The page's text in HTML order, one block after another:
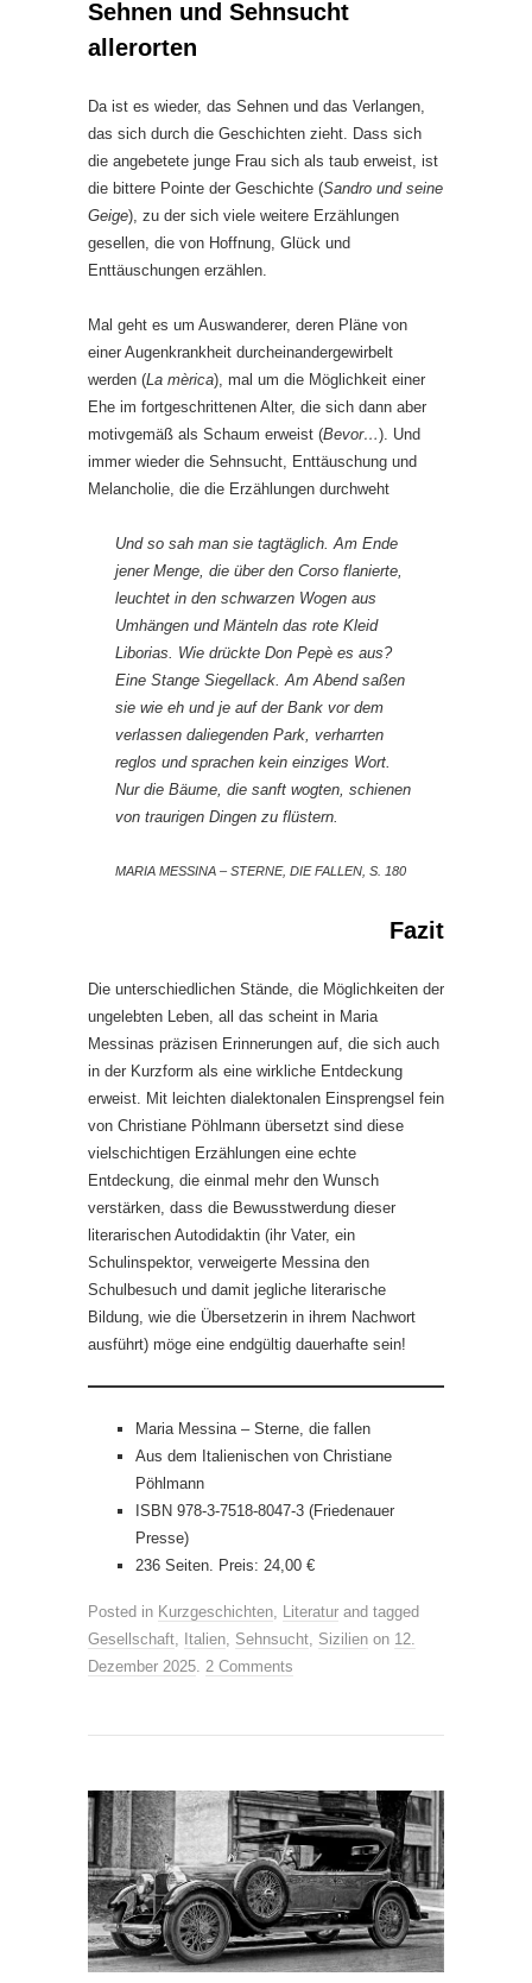
Sehnen und Sehnsucht
allerorten
Da ist es wieder, das Sehnen und das Verlangen,
das sich durch die Geschichten zieht. Dass sich
die angebetete junge Frau sich als taub erweist, ist
die bittere Pointe der Geschichte (Sandro und seine
Geige), zu der sich viele weitere Erzählungen
gesellen, die von Hoffnung, Glück und
Enttäuschungen erzählen.
Mal geht es um Auswanderer, deren Pläne von
einer Augenkrankheit durcheinandergewirbelt
werden (La mèrica), mal um die Möglichkeit einer
Ehe im fortgeschrittenen Alter, die sich dann aber
motivgemäß als Schaum erweist (Bevor…). Und
immer wieder die Sehnsucht, Enttäuschung und
Melancholie, die die Erzählungen durchweht
Und so sah man sie tagtäglich. Am Ende
jener Menge, die über den Corso flanierte,
leuchtet in den schwarzen Wogen aus
Umhängen und Mänteln das rote Kleid
Liborias. Wie drückte Don Pepè es aus?
Eine Stange Siegellack. Am Abend saßen
sie wie eh und je auf der Bank vor dem
verlassen daliegenden Park, verharrten
reglos und sprachen kein einziges Wort.
Nur die Bäume, die sanft wogten, schienen
von traurigen Dingen zu flüstern.
MARIA MESSINA – STERNE, DIE FALLEN, S. 180
Fazit
Die unterschiedlichen Stände, die Möglichkeiten der
ungelebten Leben, all das scheint in Maria
Messinas präzisen Erinnerungen auf, die sich auch
in der Kurzform als eine wirkliche Entdeckung
erweist. Mit leichten dialektonalen Einsprengsel fein
von Christiane Pöhlmann übersetzt sind diese
vielschichtigen Erzählungen eine echte
Entdeckung, die einmal mehr den Wunsch
verstärken, dass die Bewusstwerdung dieser
literarischen Autodidaktin (ihr Vater, ein
Schulinspektor, verweigerte Messina den
Schulbesuch und damit jegliche literarische
Bildung, wie die Übersetzerin in ihrem Nachwort
ausführt) möge eine endgültig dauerhafte sein!
Maria Messina – Sterne, die fallen
Aus dem Italienischen von Christiane
Pöhlmann
ISBN 978-3-7518-8047-3 (Friedenauer
Presse)
236 Seiten. Preis: 24,00 €
Posted in Kurzgeschichten Literatur and tagged
Gesellschaft
Italien Sehnsucht Sizilien on 12.
Dezember 2025 2 Comments